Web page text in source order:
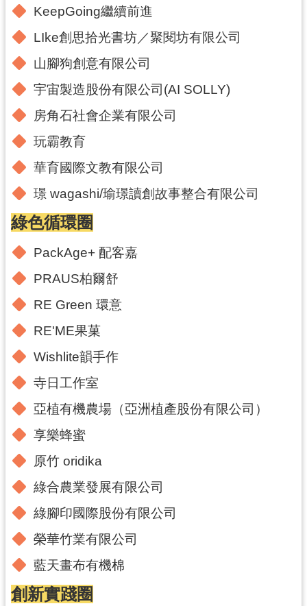
開
回
首
頁
網
站
導
覽
市
政
信
箱
桃
園
市
政
府
隱
私
政
策
網
站
安
全
政
策
政
府
網
KeepGoing繼續前進
LIke創思拾光書坊／聚閱坊有限公司
山腳狗創意有限公司
宇宙製造股份有限公司(AI SOLLY)
房角石社會企業有限公司
玩霸教育
華育國際文教有限公司
璟 wagashi/瑜璟讀創故事整合有限公司
綠色循環圈
PackAge+ 配客嘉
PRAUS柏爾舒
RE Green 環意
RE'ME果菓
Wishlite韻手作
寺日工作室
亞植有機農場（亞洲植產股份有限公司）
享樂蜂蜜
原竹 oridika
綠合農業發展有限公司
綠腳印國際股份有限公司
榮華竹業有限公司
藍天畫布有機棉
創新實踐圈